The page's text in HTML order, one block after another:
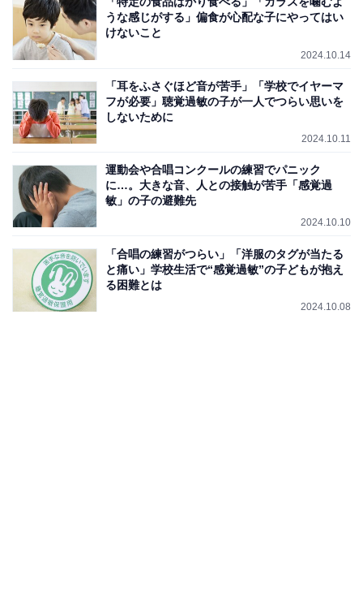
うな感じがする」偏食が心配な子にやってはい
けないこと
2024.10.14
「耳をふさぐほど音が苦手」「学校でイヤーマ
フが必要」聴覚過敏の子が一人でつらい思いを
しないために
2024.10.11
運動会や合唱コンクールの練習でパニック
に…。大きな音、人との接触が苦手「感覚過
敏」の子の避難先
2024.10.10
「合唱の練習がつらい」「洋服のタグが当たる
と痛い」学校生活で“感覚過敏”の子どもが抱え
る困難とは
2024.10.08